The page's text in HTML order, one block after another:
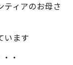
ティアのお母さ
います
・